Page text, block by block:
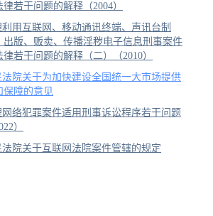
若干问题的解释（2004）
用互联网、移动通讯终端、声讯台制
出版、贩卖、传播淫秽电子信息刑事案件
若干问题的解释（二）（2010）
院关于为加快建设全国统一大市场提供
保障的意见
网络犯罪案件适用刑事诉讼程序若干问题
）
院关于互联网法院案件管辖的规定